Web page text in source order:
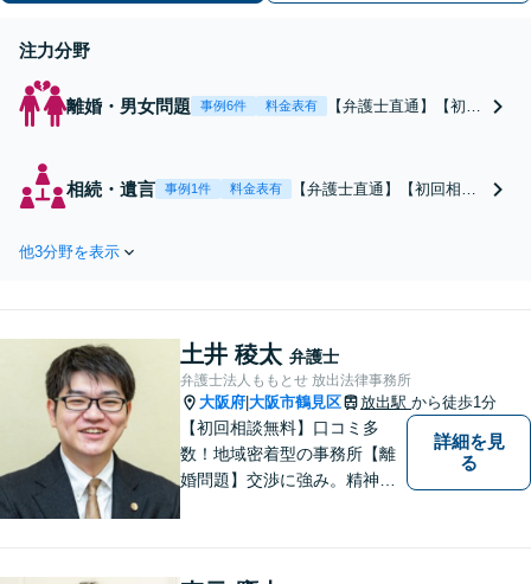
注力分野
離婚・男女問題 事例6件 料金表有
【弁護士直通】【初回
額の実績あり】最善の
請求ほか
相続・遺言 事例1件 料金表有
【弁護士直通】【初回相談
立を避けた円滑な相続の実
決のプランをご提案
他3分野を表示
土井 稜太 弁護士
弁護士法人ももとせ 放出法律事務所
大阪府 大阪市鶴見区 放出駅 から徒歩1分
【初回相談無料】口コミ多
数！地域密着型の事務所【離
婚問題】交渉に強み。精神的
詳細を見
る